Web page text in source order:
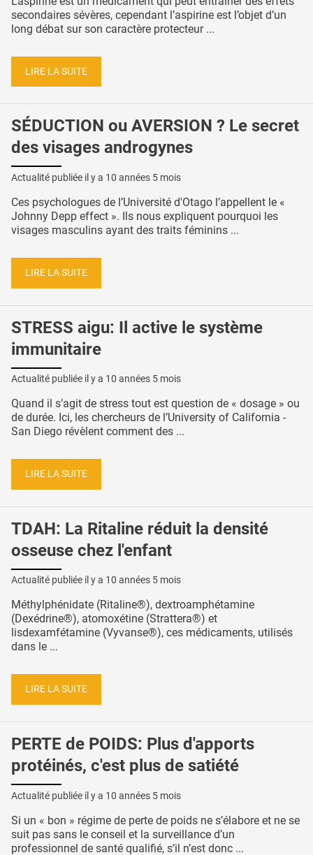
secondaires sévères, cependant l’aspirine est l’objet d’un
long débat sur son caractère protecteur ...
LIRE LA SUITE
SÉDUCTION ou AVERSION ? Le secret
des visages androgynes
Actualité publiée il y a 10 années 5 mois
Ces psychologues de l’Université d'Otago l’appellent le «
Johnny Depp effect ». Ils nous expliquent pourquoi les
visages masculins ayant des traits féminins ...
LIRE LA SUITE
STRESS aigu: Il active le système
immunitaire
Actualité publiée il y a 10 années 5 mois
Quand il s’agit de stress tout est question de « dosage » ou
de durée. Ici, les chercheurs de l’University of California -
San Diego révèlent comment des ...
LIRE LA SUITE
TDAH: La Ritaline réduit la densité
osseuse chez l'enfant
Actualité publiée il y a 10 années 5 mois
Méthylphénidate (Ritaline®), dextroamphétamine
(Dexédrine®), atomoxétine (Strattera®) et
lisdexamfétamine (Vyvanse®), ces médicaments, utilisés
dans le ...
LIRE LA SUITE
PERTE de POIDS: Plus d'apports
protéinés, c'est plus de satiété
Actualité publiée il y a 10 années 5 mois
Si un « bon » régime de perte de poids ne s’élabore et ne se
suit pas sans le conseil et la surveillance d’un
professionnel de santé qualifié, s’il n’est donc ...